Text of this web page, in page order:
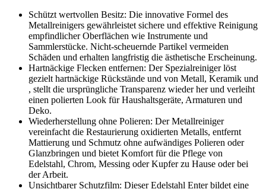
Schützt wertvollen Besitz: Die innovative Formel des
Metallreinigers gewährleistet sichere und effektive Reinigung
empfindlicher Oberflächen wie Instrumente und
Sammlerstücke. Nicht-scheuernde Partikel vermeiden
Schäden und erhalten langfristig die ästhetische Erscheinung.
Hartnäckige Flecken entfernen: Der Spezialreiniger löst
gezielt hartnäckige Rückstände und von Metall, Keramik und
, stellt die ursprüngliche Transparenz wieder her und verleiht
einen polierten Look für Haushaltsgeräte, Armaturen und
Deko.
Wiederherstellung ohne Polieren: Der Metallreiniger
vereinfacht die Restaurierung oxidierten Metalls, entfernt
Mattierung und Schmutz ohne aufwändiges Polieren oder
Glanzbringen und bietet Komfort für die Pflege von
Edelstahl, Chrom, Messing oder Kupfer zu Hause oder bei
der Arbeit.
Unsichtbarer Schutzfilm: Dieser Edelstahl Enter bildet eine